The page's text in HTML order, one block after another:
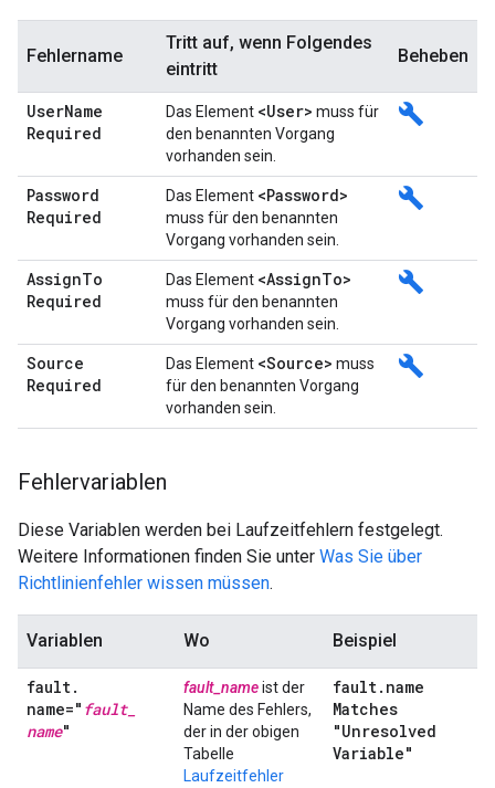
Fehlername
Tritt auf, wenn Folgendes
eintritt
Beheben
UserName
Required
Das Element <User> muss für
den benannten Vorgang
vorhanden sein.
build
Password
Required
Das Element <Password>
muss für den benannten
Vorgang vorhanden sein.
build
AssignTo
Required
Das Element <AssignTo>
muss für den benannten
Vorgang vorhanden sein.
build
Source
Required
Das Element <Source> muss
für den benannten Vorgang
vorhanden sein.
build
Fehlervariablen
Diese Variablen werden bei Laufzeitfehlern festgelegt.
Weitere Informationen finden Sie unter Was Sie über
Richtlinienfehler wissen müssen.
Variablen Wo Beispiel
fault.
name=" fault_
name"
fault_nameist der
Name des Fehlers,
der in der obigen
Tabelle
Laufzeitfehler
fault. name
Matches
"Unresolved
Variable"